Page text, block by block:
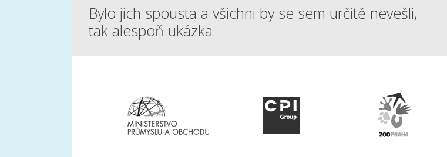
Bylo jich spousta a všichni by se sem určitě nevešli,
tak alespoň ukázka